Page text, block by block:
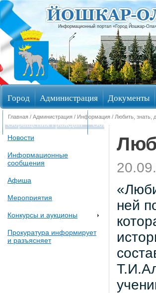
Информационный портал «Город Йошкар-
Город Администрация Документы
Обращения граждан Общественные
Главная / Администрация / Информация / Любить, знать,
Новости
Информационные
сообщения
Афиша
Мероприятия
Конкурсы и аукционы
Прокуратура информирует
и разъясняет
ней